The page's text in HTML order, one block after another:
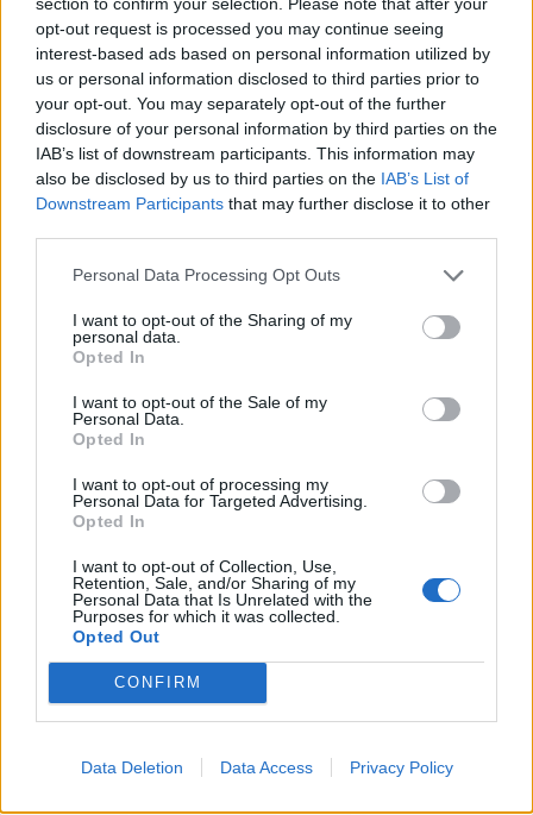
opt-out request is processed you may continue seeing
interest-based ads based on personal information utilized by
us or personal information disclosed to third parties prior to
your opt-out. You may separately opt-out of the further
disclosure of your personal information by third parties on the
IAB’s list of downstream participants. This information may
also be disclosed by us to third parties on the IAB’s List of
Downstream Participants that may further disclose it to other
Personal Data Processing Opt Outs
I want to opt-out of the Sharing of my
personal data.
Opted In
I want to opt-out of the Sale of my
Personal Data.
Opted In
I want to opt-out of processing my
Personal Data for Targeted Advertising.
Opted In
I want to opt-out of Collection, Use,
Retention, Sale, and/or Sharing of my
Personal Data that Is Unrelated with the
Purposes for which it was collected.
Opted Out
CONFIRM
Data Deletion Data Access Privacy Policy
2001 6.7
Tarzan legendája 2001
2013 8.1
Steven Universe
2013
SOROZAT SOROZAT